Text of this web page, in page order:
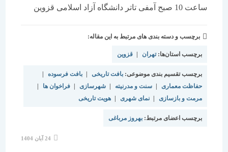
ساعت 10 صبح آمفی تاتر دانشگاه آزاد اسلامی قزوین
برچسب و دسته بندی های مرتبط به این مقاله:
برچسب استان‌ها:تهران | قزوین
برچسب تقسیم بندی موضوعی:بافت تاریخی | بافت فرسوده |
حفاظت معماری
| سنت و مدرنیته | شهرسازی | فراخوان ها
|
مرمت و بازسازی | نمای شهری | هویت تاریخی
برچسب اعضای مرتبط: بهروز مرباغی